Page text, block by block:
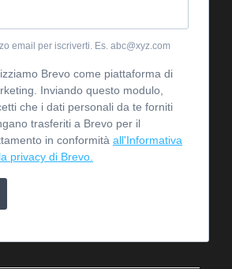
email per iscriverti. Es. abc@xyz.com
Brevo come piattaforma di
Inviando questo modulo,
che i dati personali da te forniti
trasferiti a Brevo per il
in conformità all'Informativa
privacy di Brevo.